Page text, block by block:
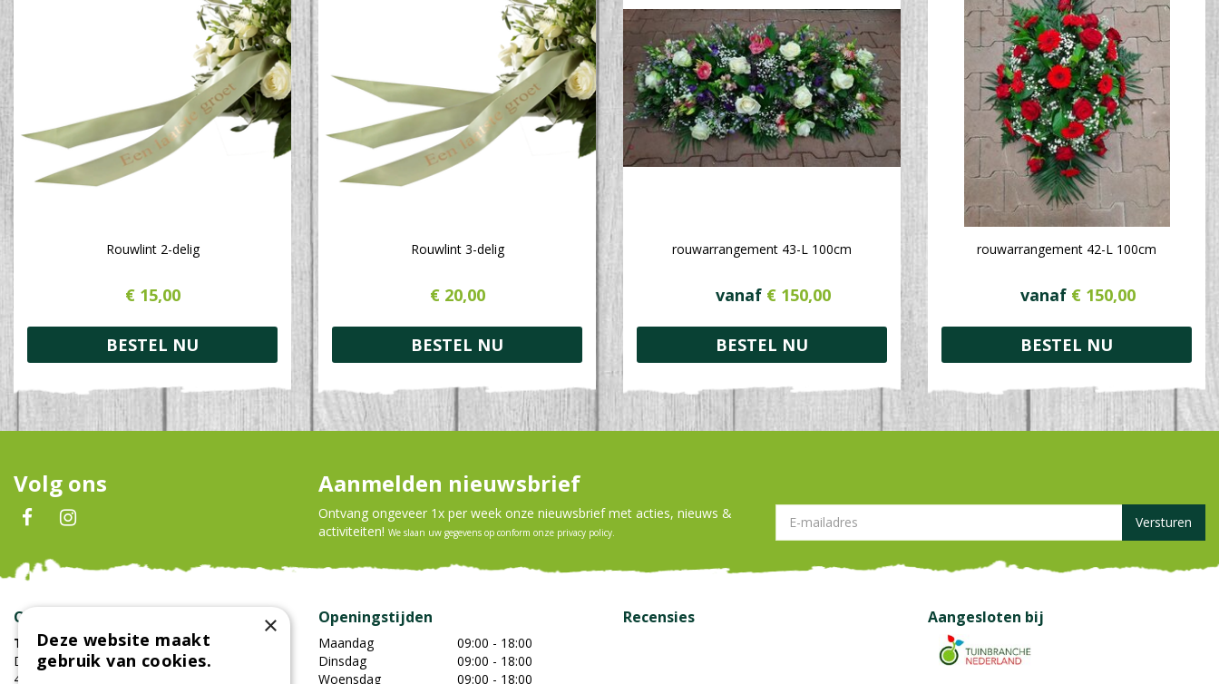
Rouwlint 2-delig
€ 15,00
BESTEL NU
Rouwlint 3-delig
€ 20,00
BESTEL NU
rouwarrangement 43-L 100cm
vanaf € 150,00
BESTEL NU
rouwarrangement 42-L 100cm
vanaf € 150,00
BESTEL NU
Aanmelden nieuwsbrief
Ontvang ongeveer 1x per week onze nieuwsbrief met acties, nieuws &
activiteiten! We slaan uw gegevens op conform onze privacy policy.
Volg ons
Contact
Tuincentrum Oosterhout
Damweg 7
4905BS Oosterhout
Openingstijden
Maandag
09:00 - 18:00
Dinsdag
09:00 - 18:00
Woensdag
09:00 - 18:00
Recensies Aangesloten bij
×
Deze website maakt
gebruik van cookies.